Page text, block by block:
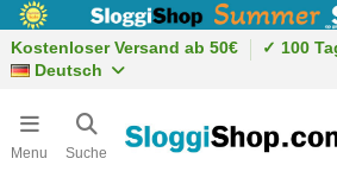
Kostenloser Versand ab 50€
✓ 100
Deutsch
Menu Suche